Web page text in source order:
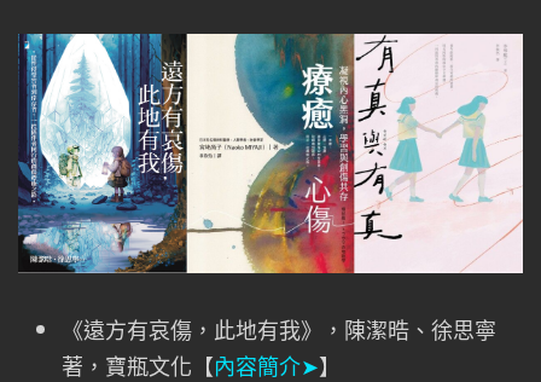
《遠方有哀傷，此地有我》，陳潔晧、徐思寧
著，寶瓶文化【內容簡介➤】